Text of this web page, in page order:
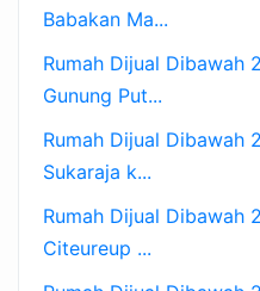
Babakan Ma...
Rumah Dijual Dibawah
Gunung Put...
Rumah Dijual Dibawah
Sukaraja k...
Rumah Dijual Dibawah
Citeureup ...